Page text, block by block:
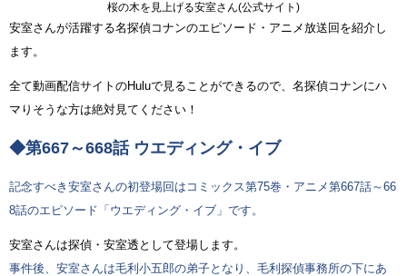
桜の木を見上げる安室さん(公式サイト)
安室さんが活躍する名探偵コナンのエピソード・アニメ放送回を紹介し
ます。
全て動画配信サイトのHuluで見ることができるので、名探偵コナンにハ
マりそうな方は絶対見てください！
◆第667～668話 ウエディング・イブ
記念すべき安室さんの初登場回はコミックス第75巻・アニメ第667話～66
8話のエピソード「ウエディング・イブ」です。
安室さんは探偵・安室透として登場します。
事件後、安室さんは毛利小五郎の弟子となり、毛利探偵事務所の下にあ